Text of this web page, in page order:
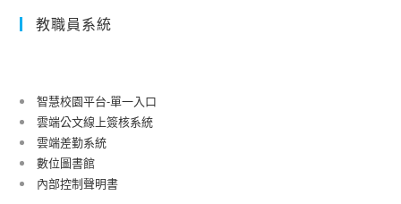
高
園
投
資
易
教職員系統
智慧校園平台-單一入口
雲端公文線上簽核系統
雲端差勤系統
數位圖書館
內部控制聲明書